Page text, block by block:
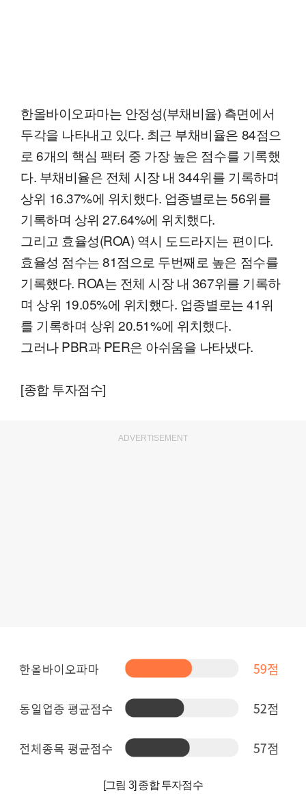
한올바이오파마는 안정성(부채비율) 측면에서
두각을 나타내고 있다. 최근 부채비율은 84점으
로 6개의 핵심 팩터 중 가장 높은 점수를 기록했
다. 부채비율은 전체 시장 내 344위를 기록하며
상위 16.37%에 위치했다. 업종별로는 56위를
기록하며 상위 27.64%에 위치했다.
그리고 효율성(ROA) 역시 도드라지는 편이다.
효율성 점수는 81점으로 두번째로 높은 점수를
기록했다. ROA는 전체 시장 내 367위를 기록하
며 상위 19.05%에 위치했다. 업종별로는 41위
를 기록하며 상위 20.51%에 위치했다.
그러나 PBR과 PER은 아쉬움을 나타냈다.
[종합 투자점수]
ADVERTISEMENT
[그림 3] 종합 투자점수